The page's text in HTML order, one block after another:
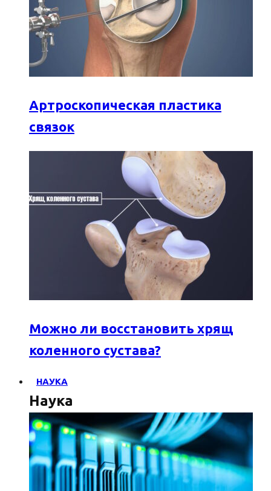
Артроскопическая пластика
связок
Можно ли восстановить хрящ
коленного сустава?
НАУКА
Наука